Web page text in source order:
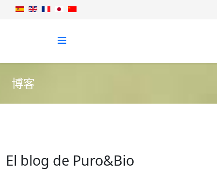
博客
El blog de Puro&Bio